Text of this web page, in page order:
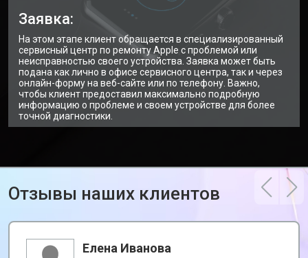
Заявка:
На этом этапе клиент обращается в специализированный
сервисный центр по ремонту Apple с проблемой или
неисправностью своего устройства. Заявка может быть
подана как лично в офисе сервисного центра, так и через
онлайн-форму на веб-сайте или по телефону. Важно,
чтобы клиент предоставил максимально подробную
информацию о проблеме и своем устройстве для более
точной диагностики.
Отзывы наших клиентов
Елена Иванова